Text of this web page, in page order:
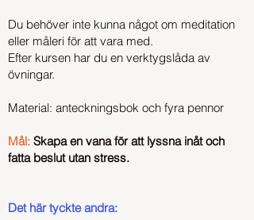
Du behöver inte kunna något om meditation
eller måleri för att vara med.
Efter kursen har du en verktygslåda av
övningar.
Material: anteckningsbok och fyra pennor
Mål: Skapa en vana för att lyssna inåt och
fatta beslut utan stress.
Det här tyckte andra: